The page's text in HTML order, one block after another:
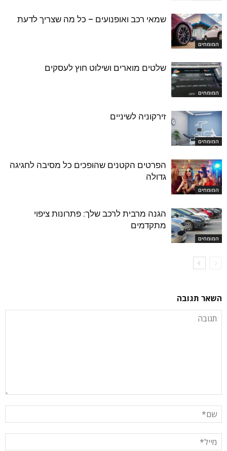
המומחים
שמאי רכב ואופנועים – כל מה שצריך לדעת
המומחים
שלטים מוארים ושילוט חוץ לעסקים
המומחים
זירקוניה לשיניים
המומחים
הפרטים הקטנים שהופכים כל מסיבה לחגיגה
גדולה
המומחים
הגנה מרבית לרכב שלך: פתרונות ציפוי
מתקדמים
השאר תגובה